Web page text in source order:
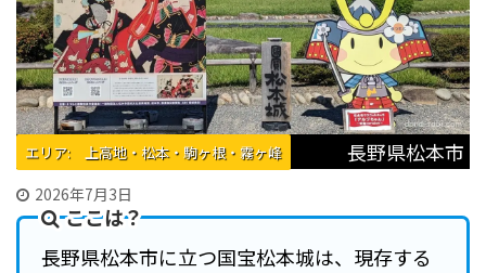
エリア: 上高地・松本・駒ヶ根・霧ヶ峰 長野県松本市
2026年7月3日
ここは？
長野県松本市に立つ国宝松本城は、現存する